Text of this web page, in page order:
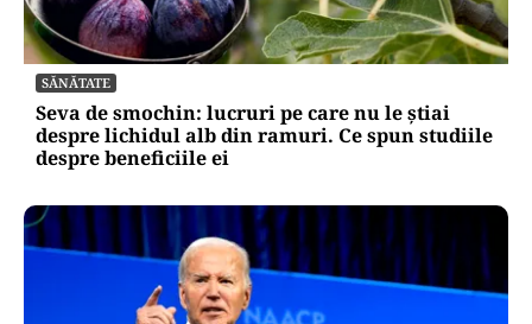
SĂNĂTATE
Seva de smochin: lucruri pe care nu le știai
despre lichidul alb din ramuri. Ce spun studiile
despre beneficiile ei